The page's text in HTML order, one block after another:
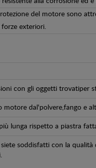
del motore sono
forze exteriori.
con gli oggetti trovatiper
motore dal'polvere,fango e
lunga rispetto a piastra
siete soddisfatti con la